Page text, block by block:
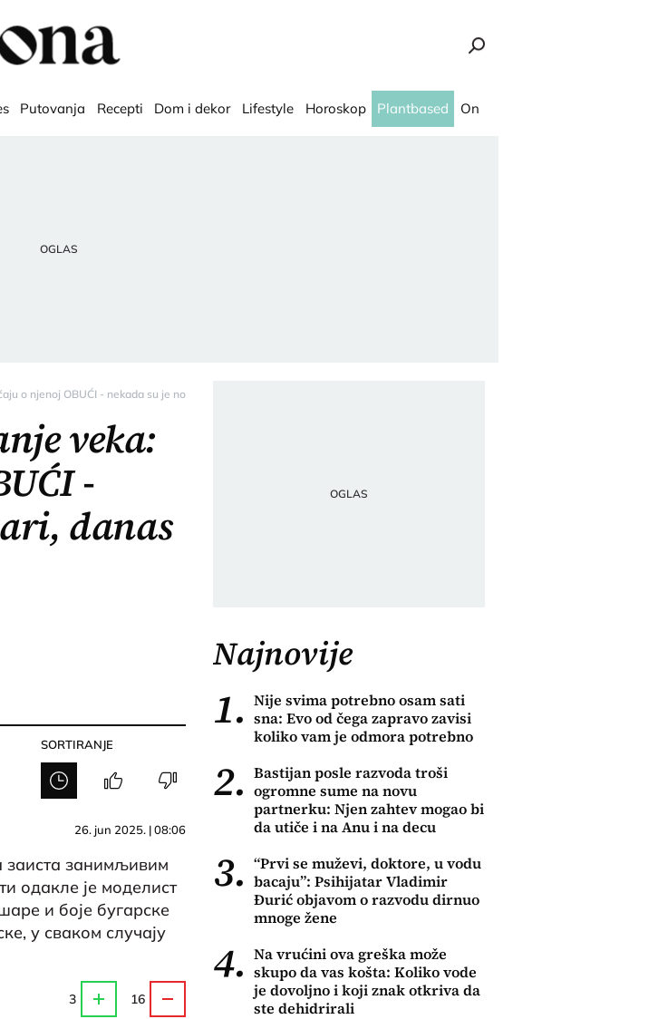
Putovanja Recepti Dom i dekor Lifestyle Horoskop Plantbased On
o njenoj OBUĆI - nekada su je nosili ribari, danas je modni hit!" - Ona.rs
veka:
-
danas
SORTIRANJE
26. jun 2025. | 08:06
заиста занимљивим
одакле је моделист
и боје бугарске
у сваком случају
3 16
Najnovije
1. Nije svima potrebno osam sati
sna: Evo od čega zapravo zavisi
koliko vam je odmora potrebno
2. Bastijan posle razvoda troši
ogromne sume na novu
partnerku: Njen zahtev mogao bi
da utiče i na Anu i na decu
3. “Prvi se muževi, doktore, u vodu
bacaju”: Psihijatar Vladimir
Đurić objavom o razvodu dirnuo
mnoge žene
4. Na vrućini ova greška može
skupo da vas košta: Koliko vode
je dovoljno i koji znak otkriva da
ste dehidrirali